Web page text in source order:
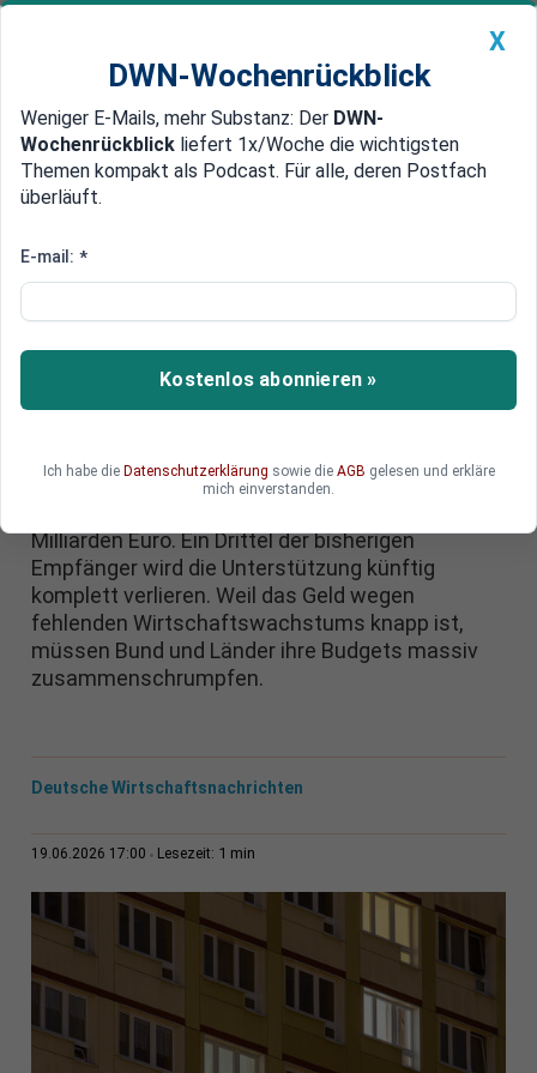
Newsticker MEIN DWN: Geldanlage Premium
Edelmetalle DWN-Magazin China
Rotstift beim Wohngeld:
Sparhammer für
Wohngeldempfänger
Bauministerin Verena Hubertz plant drastische
Milliarden Euro. Ein Drittel der bisherigen
Empfänger wird die Unterstützung künftig
komplett verlieren. Weil das Geld wegen
fehlenden Wirtschaftswachstums knapp ist,
müssen Bund und Länder ihre Budgets massiv
zusammenschrumpfen.
Deutsche Wirtschaftsnachrichten
19.06.2026 17:00 Lesezeit: 1 min
X
DWN-Wochenrückblick
Weniger E-Mails, mehr Substanz: Der DWN-
Wochenrückblick liefert 1x/Woche die wichtigsten
Themen kompakt als Podcast. Für alle, deren Postfach
überläuft.
E-mail: *
Kostenlos abonnieren »
Ich habe die Datenschutzerklärung sowie die AGB gelesen und erkläre
mich einverstanden.